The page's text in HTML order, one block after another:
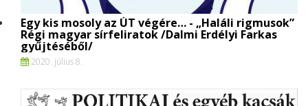
Egy kis mosoly az ÚT végére… - „Haláli rigmusok”
Régi magyar sírfeliratok /Dalmi Erdélyi Farkas
gyűjtéséből/
2020. július 8.